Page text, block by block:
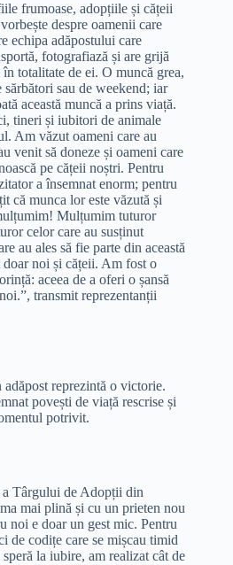
frumoase, adopțiile și cățeii
despre oamenii care
echipa adăpostului care
fotografiază și are grijă
totalitate de ei. O muncă grea,
sau de weekend; iar
această muncă a prins viață.
tineri și iubitori de animale
Am văzut oameni care au
venit să doneze și oameni care
pe cățeii noștri. Pentru
a însemnat enorm; pentru
că munca lor este văzută și
Mulțumim tuturor
celor care au susținut
au ales să fie parte din această
noi și cățeii. Am fost o
aceea de a oferi o șansă
transmit reprezentanții
adăpost reprezintă o victorie.
povești de viață rescrise și
potrivit.
Târgului de Adopții din
mai plină și cu un prieten nou
noi e doar un gest mic. Pentru
de codițe care se mișcau timid
la iubire, am realizat cât de